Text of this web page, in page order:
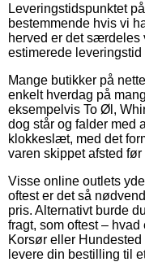
Leveringstidspunktet
bestemmende hvis vi
herved er det særdeles
estimerede
Mange butikker på
enkelt hverdag på
eksempelvis To Øl,
dog står og falder med
klokkeslæt, med det
varen skippet afsted
Visse online outlets
oftest er det så
pris. Alternativt burde
fragt, som oftest –
Korsør eller
levere din bestilling til